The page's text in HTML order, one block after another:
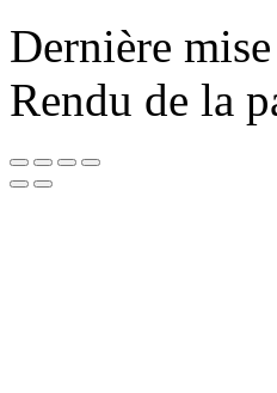
Dernière
Rendu de la